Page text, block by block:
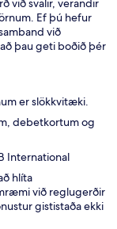
við svalir, verandir
Ef þú hefur
við
þau geti boðið þér
er slökkvitæki.
debetkortum og
International
hlíta
við reglugerðir
gististaða ekki